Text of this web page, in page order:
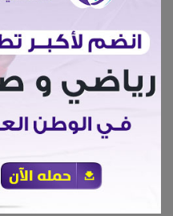
ونقليهم لمدة 4
ونقلبهم لمدة دقيقتين
ثم نضيف صلصة الصويا،
الحار، صلصة المحار ونصف
على نار متوسطة لمدة 5 إلى 6 دقائق.
نرفع الدجاج عن النار
السمسم والبصل الأخضر،